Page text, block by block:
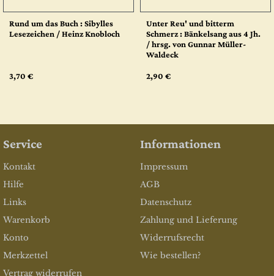
Rund um das Buch : Sibylles
Lesezeichen / Heinz Knobloch
3,70 €
Unter Reu' und bitterm
Schmerz : Bänkelsang aus 4 Jh.
/ hrsg. von Gunnar Müller-
Waldeck
2,90 €
Service
Kontakt
Hilfe
Links
Warenkorb
Konto
Merkzettel
Vertrag widerrufen
Informationen
Impressum
AGB
Datenschutz
Zahlung und Lieferung
Widerrufsrecht
Wie bestellen?